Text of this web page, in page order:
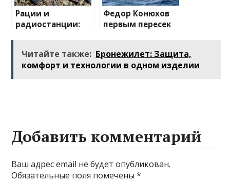
Рации и
радиостанции:
миру
беспроводной
Федор Конюхов
первым пересек
весельной лодке
Читайте также: Бронежилет: Защита,
комфорт и технологии в одном изделии
Добавить комментарий
Ваш адрес email не будет опубликован.
Обязательные поля помечены*